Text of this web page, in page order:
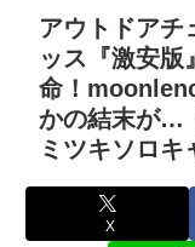
アウトドアチ
ッス『激安版
命！
かの結末が…
ミツキソロキ
X